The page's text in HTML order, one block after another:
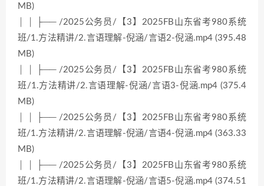
MB)
│ │ ├── /2025公务员/【3】2025FB山东省考980系统
班/1.方法精讲/2.言语理解-倪涵/言语2-倪涵.mp4 (395.48
MB)
│ │ ├── /2025公务员/【3】2025FB山东省考980系统
班/1.方法精讲/2.言语理解-倪涵/言语3-倪涵.mp4 (375.4
MB)
│ │ ├── /2025公务员/【3】2025FB山东省考980系统
班/1.方法精讲/2.言语理解-倪涵/言语4-倪涵.mp4 (363.33
MB)
│ │ ├── /2025公务员/【3】2025FB山东省考980系统
班/1.方法精讲/2.言语理解-倪涵/言语5-倪涵.mp4 (374.51